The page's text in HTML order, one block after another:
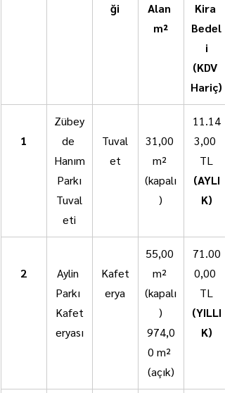
ği
Alan
m²
Kira
Bedel
i
(KDV
Hariç)
1
Zübey
de
Hanım
Parkı
Tuval
eti
Tuval
et
31,00
m²
(kapalı
)
11.14
3,00
TL
(AYLI
K)
2
Aylin
Parkı
Kafet
eryası
Kafet
erya
55,00
m²
(kapalı
)
974,0
0 m²
(açık)
71.00
0,00
TL
(YILLI
K)